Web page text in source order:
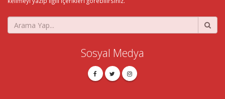
Sosyal Medya